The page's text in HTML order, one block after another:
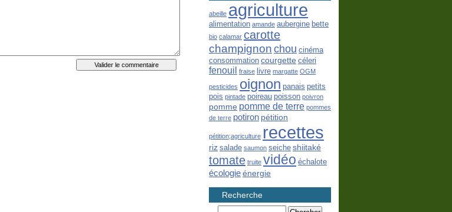
abeille agriculture
alimentation amande aubergine bette
bio calamar carotte
champignon chou cinéma
consommation courgette céleri
fenouil fraise livre margatte OGM
pesticides oignon panais petits
pois pintade poireau poisson poivron
pomme pomme de terre pommes
de terre potiron pétition
pétition;agriculture recettes
riz salade saumon seiche shiitaké
tomate truite vidéo échalote
écologieénergie
Recherche